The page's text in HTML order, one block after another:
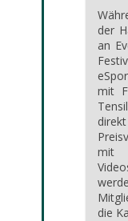
der
an
mit
mit
die